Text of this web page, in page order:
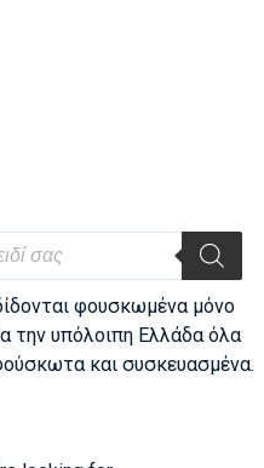
φουσκωμένα μόνο
την υπόλοιπη Ελλάδα όλα
και συσκευασμένα.